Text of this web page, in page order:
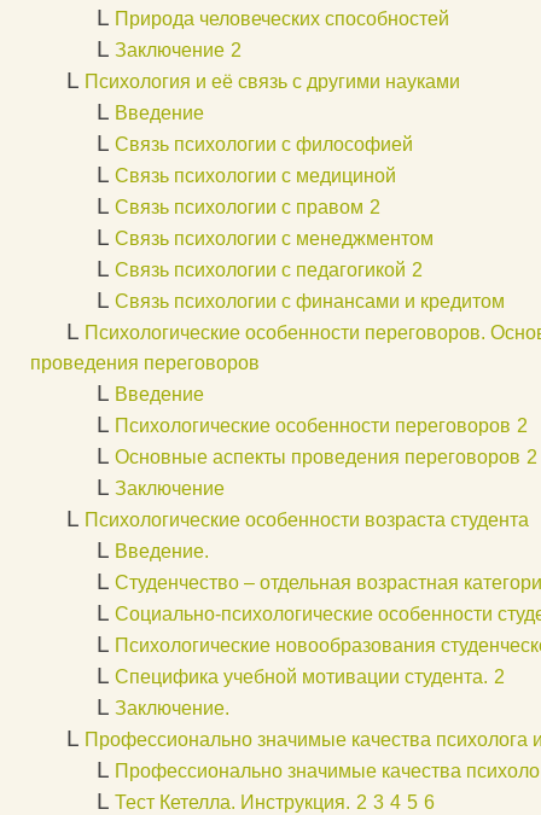
L Природа человеческих способностей
L Заключение 2
L Психология и её связь с другими науками
L Введение
L Связь психологии с философией
L Связь психологии с медициной
L Связь психологии с правом 2
L Связь психологии с менеджментом
L Связь психологии с педагогикой 2
L Связь психологии с финансами и кредитом
L Психологические особенности переговоров.
проведения переговоров
L Введение
L Психологические особенности переговоров 2
L Основные аспекты проведения переговоров 2
L Заключение
L Психологические особенности возраста студента
L Введение.
L Студенчество – отдельная возрастная
L Социально-психологические особенности
L Психологические новообразования
L Специфика учебной мотивации студента. 2
L Заключение.
L Профессионально значимые качества психолога
L Профессионально значимые качества
L Тест Кетелла. Инструкция. 2 3 4 5 6